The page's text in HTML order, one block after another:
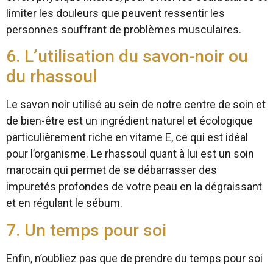
limiter les douleurs que peuvent ressentir les
personnes souffrant de problèmes musculaires.
6. L’utilisation du savon-noir ou
du rhassoul
Le savon noir utilisé au sein de notre centre de soin et
de bien-être est un ingrédient naturel et écologique
particulièrement riche en vitame E, ce qui est idéal
pour l’organisme. Le rhassoul quant à lui est un soin
marocain qui permet de se débarrasser des
impuretés profondes de votre peau en la dégraissant
et en régulant le sébum.
7. Un temps pour soi
Enfin, n’oubliez pas que de prendre du temps pour soi